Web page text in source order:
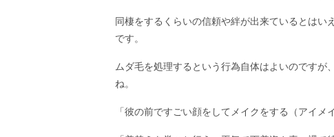
同棲をするくらいの信頼や絆が出来ているとは
です。
ムダ毛を処理するという行為自体はよいのです
ね。
「彼の前ですごい顔をしてメイクをする（アイ